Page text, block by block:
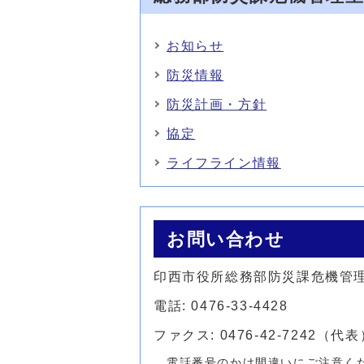
お知らせ
防災情報
防災計画・方針
協定
ライフライン情報
お問い合わせ
印西市役所総務部防災課危機管
電話: 0476-33-4428
ファクス: 0476-42-7242（代表